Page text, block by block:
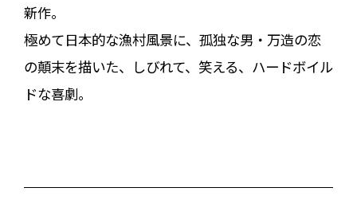
新作。
極めて日本的な漁村風景に、孤独な男・万造の恋
の顛末を描いた、しびれて、笑える、ハードボイル
ドな喜劇。